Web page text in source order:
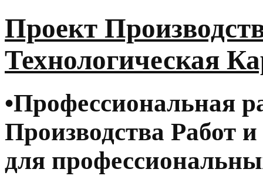
Проект
Технологическая
•Профессиональная
Производства Работ
для